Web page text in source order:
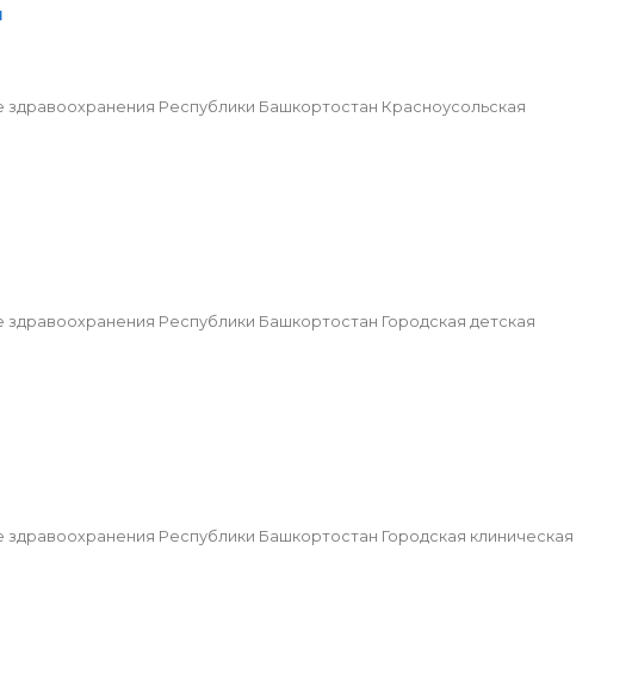
Республики Башкортостан Красноусольская
Республики Башкортостан Городская детская
Республики Башкортостан Городская клиническая